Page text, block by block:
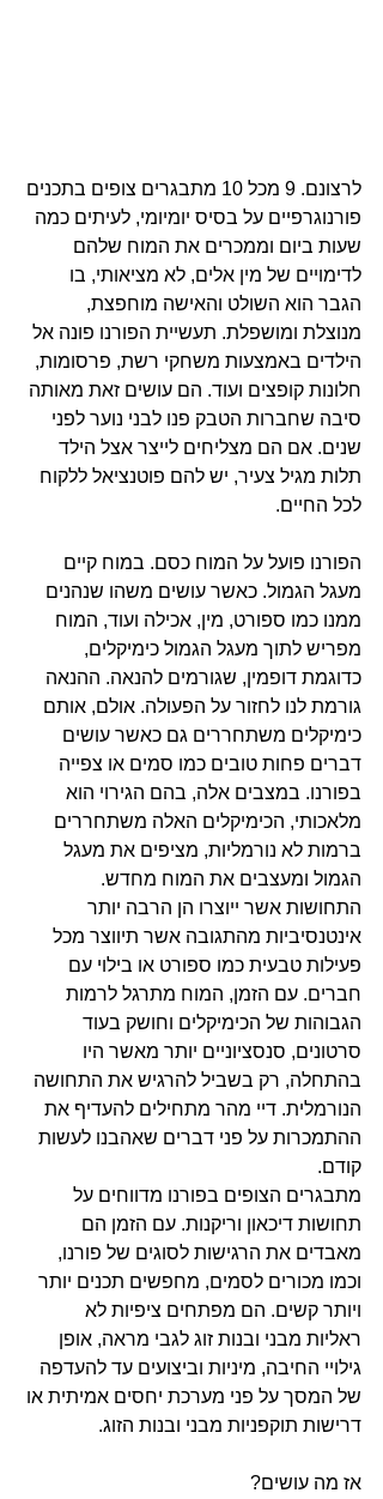
לרצונם. 9 מכל 10 מתבגרים צופים בתכנים
פורנוגרפיים על בסיס יומיומי, לעיתים כמה
שעות ביום וממכרים את המוח שלהם
לדימויים של מין אלים, לא מציאותי, בו
הגבר הוא השולט והאישה מוחפצת,
מנוצלת ומושפלת. תעשיית הפורנו פונה אל
הילדים באמצעות משחקי רשת, פרסומות,
חלונות קופצים ועוד. הם עושים זאת מאותה
סיבה שחברות הטבק פנו לבני נוער לפני
שנים. אם הם מצליחים לייצר אצל הילד
תלות מגיל צעיר, יש להם פוטנציאל ללקוח
לכל החיים.
הפורנו פועל על המוח כסם. במוח קיים
מעגל הגמול. כאשר עושים משהו שנהנים
ממנו כמו ספורט, מין, אכילה ועוד, המוח
מפריש לתוך מעגל הגמול כימיקלים,
כדוגמת דופמין, שגורמים להנאה. ההנאה
גורמת לנו לחזור על הפעולה. אולם, אותם
כימיקלים משתחררים גם כאשר עושים
דברים פחות טובים כמו סמים או צפייה
בפורנו. במצבים אלה, בהם הגירוי הוא
מלאכותי, הכימיקלים האלה משתחררים
ברמות לא נורמליות, מציפים את מעגל
הגמול ומעצבים את המוח מחדש.
התחושות אשר ייוצרו הן הרבה יותר
אינטנסיביות מהתגובה אשר תיווצר מכל
פעילות טבעית כמו ספורט או בילוי עם
חברים. עם הזמן, המוח מתרגל לרמות
הגבוהות של הכימיקלים וחושק בעוד
סרטונים, סנסציוניים יותר מאשר היו
בהתחלה, רק בשביל להרגיש את התחושה
הנורמלית. דיי מהר מתחילים להעדיף את
ההתמכרות על פני דברים שאהבנו לעשות
קודם.
מתבגרים הצופים בפורנו מדווחים על
תחושות דיכאון וריקנות. עם הזמן הם
מאבדים את הרגישות לסוגים של פורנו,
וכמו מכורים לסמים, מחפשים תכנים יותר
ויותר קשים. הם מפתחים ציפיות לא
ראליות מבני ובנות זוג לגבי מראה, אופן
גילויי החיבה, מיניות וביצועים עד להעדפה
של המסך על פני מערכת יחסים אמיתית או
דרישות תוקפניות מבני ובנות הזוג.
אז מה עושים?